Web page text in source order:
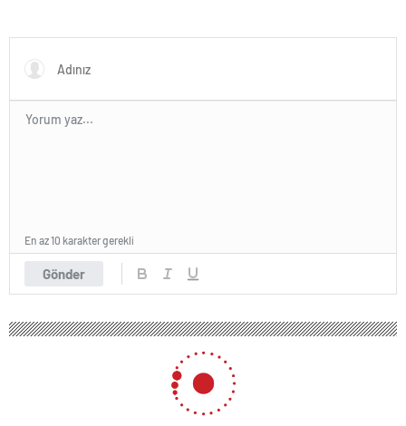
Gönder
En az 10 karakter gerekli